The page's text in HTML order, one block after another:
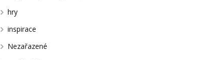
hry
inspirace
Nezařazené